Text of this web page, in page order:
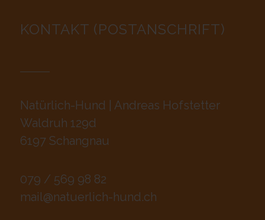
KONTAKT (POSTANSCHRIFT)
Natürlich-Hund | Andreas Hofstetter
Waldruh 129d
6197 Schangnau
079 / 569 98 82
mail@natuerlich-hund.ch